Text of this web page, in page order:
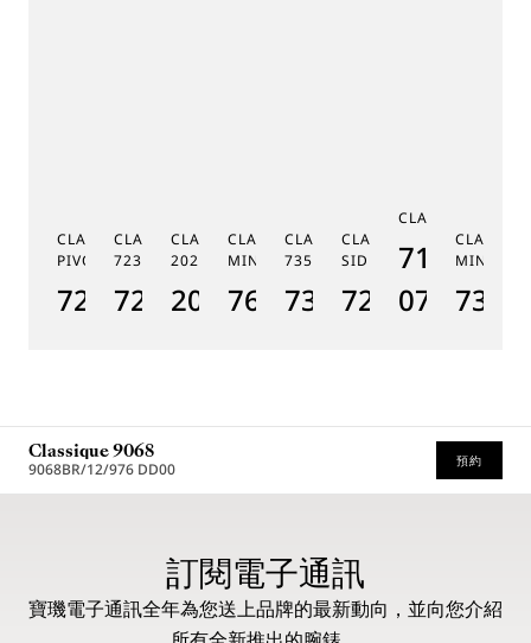
CLASSIQUE RÉGULATEUR À
PIVOT MAGNÉTIQUE 7225
7225BH/0H/9V6
CLASSIQUE PHASE DE LUNE
7235
7235BH/0H/9V6
CLASSIQUE SOUSCRIPTION
2025
2025BH/28/9W6
CLASSIQUE RÉPÉTITION
MINUTES 7637
7637BB/2Y/9ZU
CLASSIQUE TOURBILLON
7357
7357BH/1H/386
CLASSIQUE
SIDÉRAL 7255
7255PT/2N/
CLASSIQUE 7185
7185BH/
07
Classique 9068
9068BR/12/976 DD00 預約
訂閱電子通訊
寶璣電子通訊全年為您送上品牌的最新動向，並向您介紹